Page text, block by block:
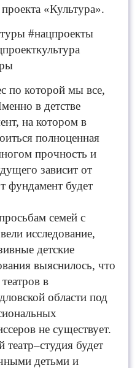
«Культура».
#нацпроекты
по которой мы все,
в детстве
на котором в
полноценная
прочность и
зависит от
фундамент будет
семей с
исследование,
детские
выяснилось, что
в
области под
не существует.
будет
детьми и